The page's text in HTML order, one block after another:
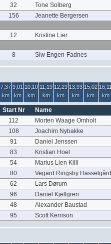
32
Tone Solberg
156 Jeanette Bergersen
12 Kristine Lier
8 Siw Engen-Fadnes
7,37
km
9,01
km
10,10
km
11,19
km
12,29
km
13,93
km
15,02
km
km
Start Nr
Name
112
Morten Waage Omholt
108
Joachim Nybakke
91
Daniel Jenssen
83
Kristian Hoel
54
Marius Lien Killi
80
Vegard Ringsby Hasselgård
62
Lars Dørum
96
Daniel Kjellgren
48
Alexander Baustad
95 Scott Kerrison